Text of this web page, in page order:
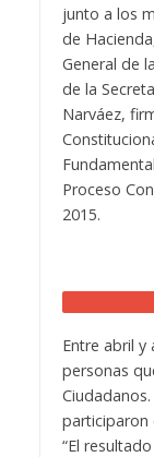
junto a los
de
General de
de la
Narváez,
Proceso
2015.
Entre abril
personas
participaron
“El